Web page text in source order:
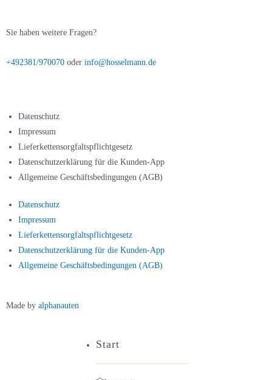
Sie haben weitere Fragen?
+492381/970070 oder info@hosselmann.de
Datenschutz
Impressum
Lieferkettensorgfaltspflichtgesetz
Datenschutzerklärung für die Kunden-App
Allgemeine Geschäftsbedingungen (AGB)
Datenschutz
Impressum
Lieferkettensorgfaltspflichtgesetz
Datenschutzerklärung für die Kunden-App
Allgemeine Geschäftsbedingungen (AGB)
Made by alphanauten
Start